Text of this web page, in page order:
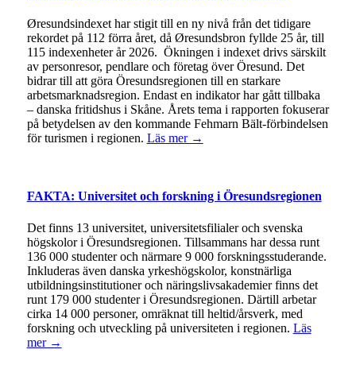
Øresundsindexet har stigit till en ny nivå från det tidigare
rekordet på 112 förra året, då Øresundsbron fyllde 25 år, till
115 indexenheter år 2026. Ökningen i indexet drivs särskilt
av personresor, pendlare och företag över Öresund. Det
bidrar till att göra Öresundsregionen till en starkare
arbetsmarknadsregion. Endast en indikator har gått tillbaka
– danska fritidshus i Skåne. Årets tema i rapporten fokuserar
på betydelsen av den kommande Fehmarn Bält-förbindelsen
för turismen i regionen. Läs mer →
FAKTA: Universitet och forskning i Öresundsregionen
Det finns 13 universitet, universitetsfilialer och svenska
högskolor i Öresundsregionen. Tillsammans har dessa runt
136 000 studenter och närmare 9 000 forskningsstuderande.
Inkluderas även danska yrkeshögskolor, konstnärliga
utbildningsinstitutioner och näringslivsakademier finns det
runt 179 000 studenter i Öresundsregionen. Därtill arbetar
cirka 14 000 personer, omräknat till heltid/årsverk, med
forskning och utveckling på universiteten i regionen. Läs
mer →